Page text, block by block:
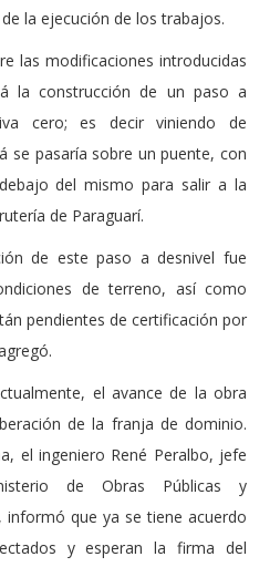
la ejecución de los trabajos.
las modificaciones introducidas
la construcción de un paso a
cero; es decir viniendo de
se pasaría sobre un puente, con
del mismo para salir a la
de Paraguarí.
de este paso a desnivel fue
de terreno, así como
pendientes de certificación por
el avance de la obra
de la franja de dominio.
el ingeniero René Peralbo, jefe
de Obras Públicas y
informó que ya se tiene acuerdo
y esperan la firma del